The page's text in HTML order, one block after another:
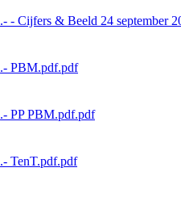
.- - Cijfers & Beeld 24 september
.- PBM.pdf.pdf
.- PP PBM.pdf.pdf
.- TenT.pdf.pdf